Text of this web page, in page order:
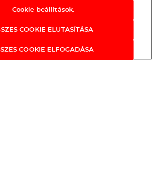
Cookie beállítások.
COOKIE ELUTASÍTÁSA
COOKIE ELFOGADÁSA